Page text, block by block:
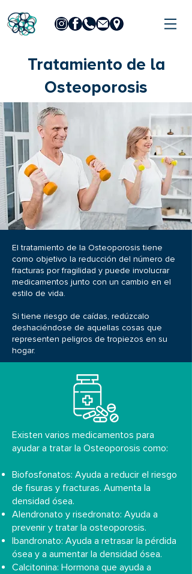
Tratamiento de la
Osteoporosis
El tratamiento de la Osteoporosis tiene
como objetivo la reducción del número de
fracturas por fragilidad y puede involucrar
medicamentos junto con un cambio en el
estilo de vida.
Si tiene riesgo de caídas, redúzcalo
deshaciéndose de aquellas cosas que
representen peligros de tropiezos en su
hogar.
Existen varios medicamentos para
ayudar a tratar la Osteoporosis como:
Biofosfonatos: Ayuda a reducir el riesgo
de fisuras y fracturas. Aumenta la
densidad ósea.
Alendronato y risedronato: Ayuda a
prevenir y tratar la osteoporosis.
Ibandronato: Ayuda a retrasar la pérdida
ósea y a aumentar la densidad ósea.
Calcitonina: Hormona que ayuda a